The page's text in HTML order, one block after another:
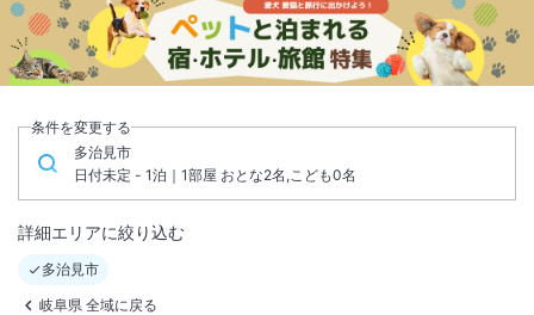
条件を変更する
多治見市
日付未定 - 1泊｜1部屋 おとな2名,こども0名
詳細エリアに絞り込む
多治見市
岐阜県 全域に戻る